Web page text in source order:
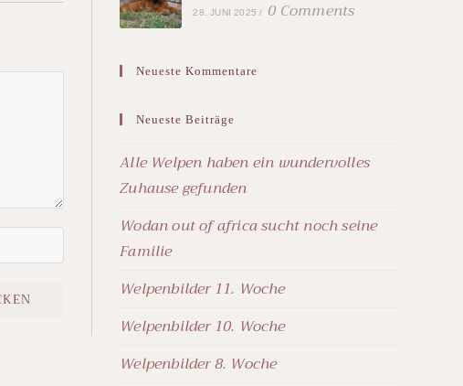
28. JUNI 2025 / 0 Comments
Neueste Kommentare
Neueste Beiträge
Alle Welpen haben ein wundervolles
Zuhause gefunden
Wodan out of africa sucht noch seine
Familie
Welpenbilder 11. Woche
Welpenbilder 10. Woche
Welpenbilder 8. Woche